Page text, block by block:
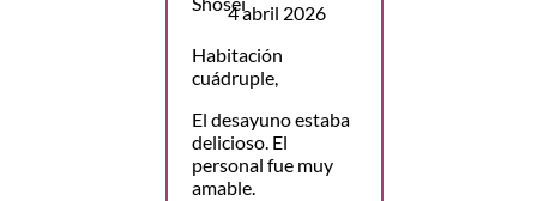
4 abril 2026
Habitación
cuádruple,
El desayuno estaba
delicioso. El
personal fue muy
amable.